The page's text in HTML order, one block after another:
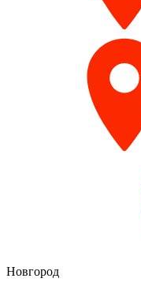
Новгород